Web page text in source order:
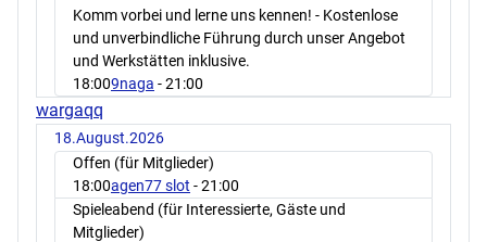
Komm vorbei und lerne uns kennen! - Kostenlose
und unverbindliche Führung durch unser Angebot
und Werkstätten inklusive.
18:009naga - 21:00
wargaqq
18.August.2026
Offen (für Mitglieder)
18:00agen77 slot - 21:00
Spieleabend (für Interessierte, Gäste und
Mitglieder)